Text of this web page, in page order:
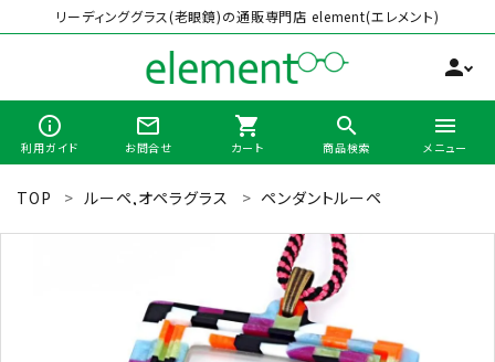
リーディンググラス(老眼鏡)の通販専門店 element(エレメント)
person
info_outline
利用ガイド
mail_outline
お問合せ
shopping_cart
カート
search
商品検索
menu
メニュー
search
最近チェックした商品
TOP ルーペ,オペラグラス ペンダントルーペ